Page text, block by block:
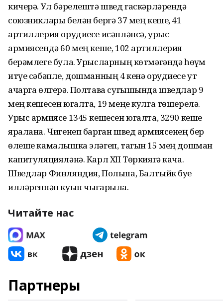
кичерә. Ул бәрелештә швед гас­кәр­ләрендә
союзниклары белән бергә 37 мең кеше, 41
артиллерия орудиесе исәпләнсә, урыс
армиясендә 60 мең кеше, 102 артиллерия
берәмлеге була. Урыс­ларның көт­мә­гәндә һөҗүм
итүе сәбәпле, дошманның 4 кенә орудиесе ут
ачарга өлгерә. Полтава сугышында шведлар 9
мең кешесен югалта, 19 меңе кулга тө­шерелә.
Урыс армиясе 1345 кешесен югалта, 3290 кеше
яралана. Чигенеп барган швед армиясенең бер
өлеше камалышка эләгеп, тагын 15 мең дошман
ка­питуляцияләнә. Карл XII Төркиягә кача.
Шведлар Фин­ляндия, Польша, Балтыйк буе
илләреннән куып чыгарыла.
Читайте нас
Партнеры